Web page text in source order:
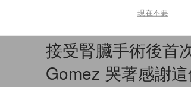
接受腎臟手術後首
Gomez 哭著感謝
現在不要